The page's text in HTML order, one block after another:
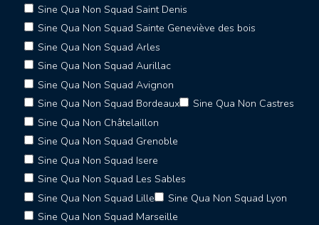
Sine Qua Non Squad Saint Denis
Sine Qua Non Squad Sainte Geneviève des bois
Sine Qua Non Squad Arles
Sine Qua Non Squad Aurillac
Sine Qua Non Squad Avignon
Sine Qua Non Squad Bordeaux
Sine Qua Non Castres
Sine Qua Non Châtelaillon
Sine Qua Non Squad Grenoble
Sine Qua Non Squad Isere
Sine Qua Non Squad Les Sables
Sine Qua Non Squad Lille
Sine Qua Non Squad Lyon
Sine Qua Non Squad Marseille